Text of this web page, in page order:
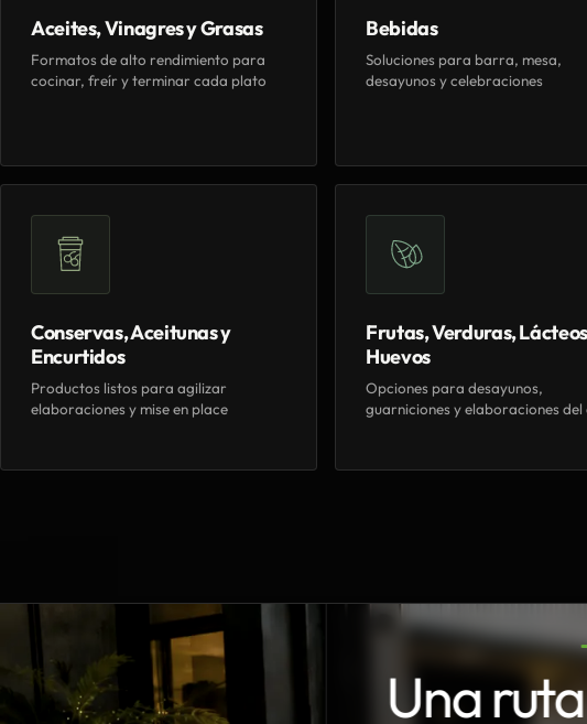
Aceites, Vinagres y Grasas
Formatos de alto rendimiento para
cocinar, freír y terminar cada plato
Bebidas
Soluciones para barra, mesa,
desayunos y celebraciones
Conservas, Aceitunas y
Encurtidos
Productos listos para agilizar
elaboraciones y mise en place
Frutas, Verduras,
Huevos
Opciones para desayunos,
guarniciones y elaboraciones del
Una